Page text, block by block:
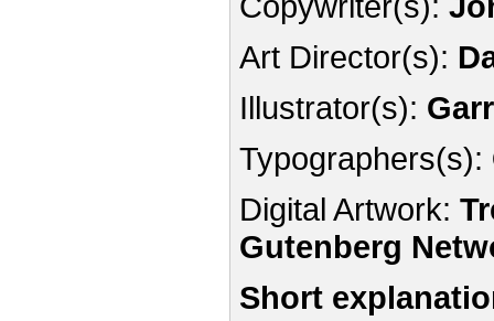
Art Director(s):
Illustrator(s):
Typographers(s):
Digital Artwork:
Gutenberg
Short